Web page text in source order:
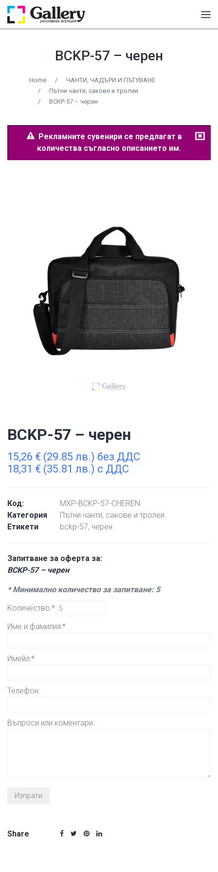
BCKP-57 – черен
Home /
ЧАНТИ, ЧАДЪРИ И ПЪТУВАНЕ
/
Пътни чанти, сакове и тролеи
/
BCKP-57 – черен
Рекламните сувенири се предлагат в
количества съгласно описанието им.
BCKP-57 – черен
15,26 € (29.85 лв.) без ДДС
18,31 € (35.81 лв.) с ДДС
Код:
MXP-BCKP-57-CHEREN
Категория
Пътни чанти, сакове и тролеи
Етикети
bckp-57, черен
Запитване за оферта за:
BCKP-57 – черен
* Минимално количество за запитване: 5
Количество:*
Име и фамилия:*
Имейл:*
Телефон:
Въпроси или коментари:
Share